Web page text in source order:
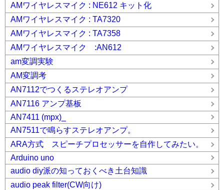
AMワイヤレスマイク : NE612 キット化
AMワイヤレスマイク : TA7320
AMワイヤレスマイク : TA7358
AMワイヤレスマイク :AN612
am変調実験
AM変調考
AN7112でつくるステレオアンプ
AN7116 アンプ基板
AN7411 (mpx)_
AN7511で鳴らすステレオアンプ。
ARA方式 スピーチプロセッサーを自作してみたい。
Arduino uno
audio diy派の知っておくべき土台知識
audio peak filter(CW向け)